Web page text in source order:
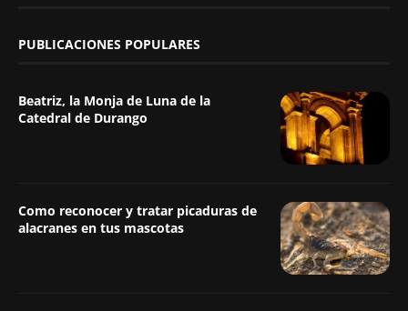
PUBLICACIONES POPULARES
Beatriz, la Monja de Luna de la
Catedral de Durango
Como reconocer y tratar picaduras de
alacranes en tus mascotas